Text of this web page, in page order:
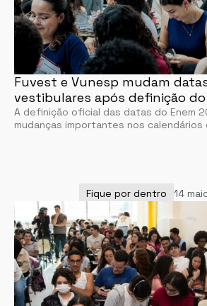
Fuvest e Vunesp mudam
vestibulares após definição do
A definição oficial das datas do Enem
mudanças importantes nos
Fique por dentro 14